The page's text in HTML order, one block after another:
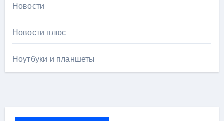
Новости
Новости плюс
Ноутбуки и планшеты